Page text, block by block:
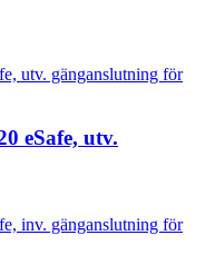
eSafe, utv.